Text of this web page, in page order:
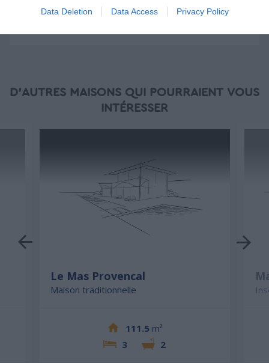
Data Deletion Data Access Privacy Policy
Je la veux !
D'AUTRES MAISONS QUI POURRAIENT VOUS
INTÉRESSER
Le Mas Provencal
Maison traditionnelle
111.5 m²
3
2